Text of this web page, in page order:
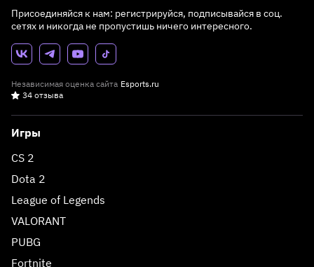
Присоединяйся к нам: регистрируйся, подписывайся в соц.
сетях и никогда не пропустишь ничего интересного.
Независимая оценка сайта Esports.ru
34 отзыва
Игры
CS 2
Dota 2
League of Legends
VALORANT
PUBG
Fortnite